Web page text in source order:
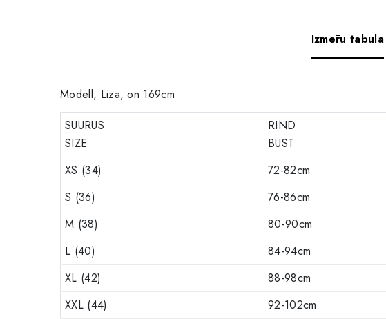
Izmēru tabula
Modell, Liza, on 169cm
SUURUS
SIZE
RIND
BUST
XS (34)
72-82cm
S (36)
76-86cm
M (38)
80-90cm
L (40)
84-94cm
XL (42)
88-98cm
XXL (44)
92-102cm